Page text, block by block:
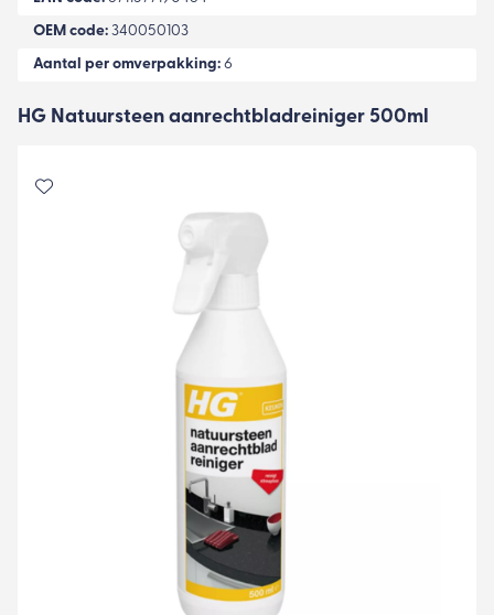
HG Natuursteen aanrechtbladreiniger 500ml
OEM code: 340050103
Aantal per omverpakking: 6